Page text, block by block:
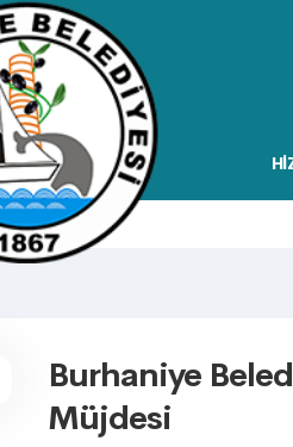
Burhaniye
Müjdesi